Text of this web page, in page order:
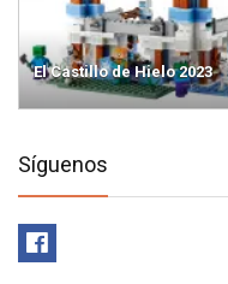
El Castillo de Hielo 2023
Síguenos